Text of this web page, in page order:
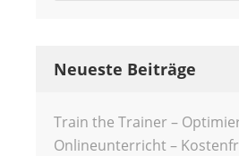
Neueste Beiträge
Train the Trainer –
Onlineunterricht –